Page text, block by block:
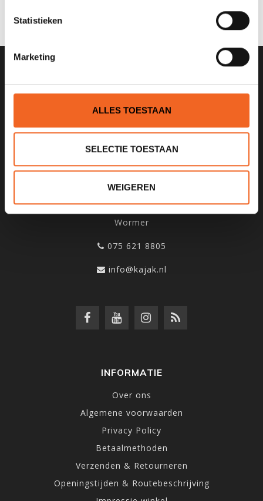
Statistieken
Marketing
ALLES TOESTAAN
SELECTIE TOESTAAN
WEIGEREN
SCHRIJF JE IN VOOR ONZE
NIEUWSBRIEF
KANOCENTRUM ARJAN BLOEM
Poelweg 1B
1531MD
Wormer
075 621 8805
info@kajak.nl
INFORMATIE
Over ons
Algemene voorwaarden
Privacy Policy
Betaalmethoden
Verzenden & Retourneren
Openingstijden & Routebeschrijving